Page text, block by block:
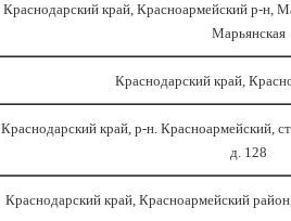
Краснодарский край, Красноармейский р-н,
Марьянская
Краснодарский край,
Краснодарский край, р-н. Красноармейский,
д. 128
Краснодарский край, Красноармейский